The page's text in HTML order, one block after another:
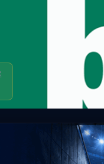
365英国上市公